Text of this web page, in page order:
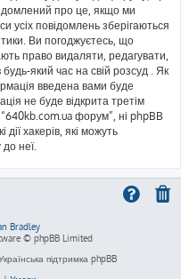
про це, якщо ми
усіх повідомлень зберігаються
Ви погоджуєтесь, що
право видаляти, редагувати,
який час на свій розсуд . Як
введена вами буде
не буде відкрита третім
форум”, ні phpBB
хакерів, які можуть
неї.
Bradley
© phpBB Limited
підтримка phpBB